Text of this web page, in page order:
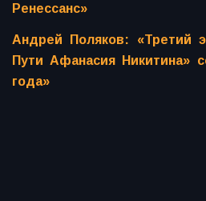
Ренессанс»
Андрей Поляков: «Третий
Пути Афанасия Никитина»
года»